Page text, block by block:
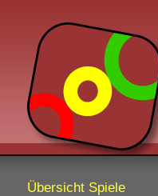
Übersicht Spiele